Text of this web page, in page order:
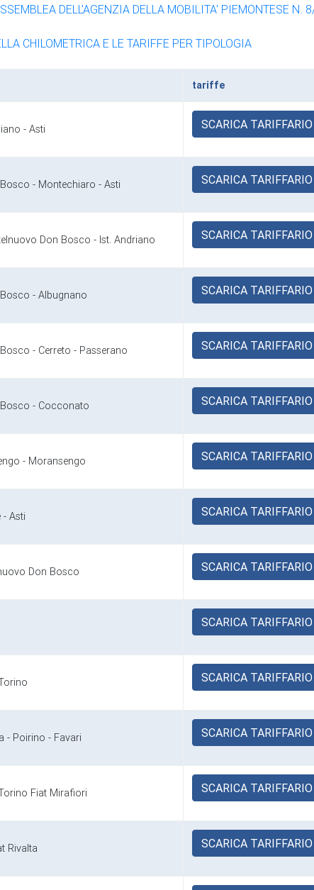
DELL'AGENZIA DELLA MOBILITA' PIEMONTESE N.
CHILOMETRICA E LE TARIFFE PER TIPOLOGIA
tariffe
- Asti SCARICA TARIFFARIO
- Montechiaro - Asti SCARICA TARIFFARIO
Don Bosco - Ist. Andriano SCARICA TARIFFARIO
- Albugnano SCARICA TARIFFARIO
- Cerreto - Passerano SCARICA TARIFFARIO
- Cocconato SCARICA TARIFFARIO
- Moransengo SCARICA TARIFFARIO
- Asti SCARICA TARIFFARIO
Don Bosco SCARICA TARIFFARIO
SCARICA TARIFFARIO
SCARICA TARIFFARIO
- Poirino - Favari SCARICA TARIFFARIO
Fiat Mirafiori SCARICA TARIFFARIO
Rivalta SCARICA TARIFFARIO